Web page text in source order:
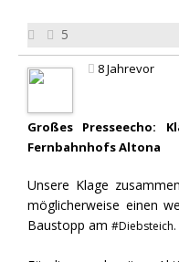
5
8 Jahrevor
Großes Presseecho:
Fernbahnhofs Altona
Unsere Klage
möglicherweise einen
Baustopp am #Diebsteich.